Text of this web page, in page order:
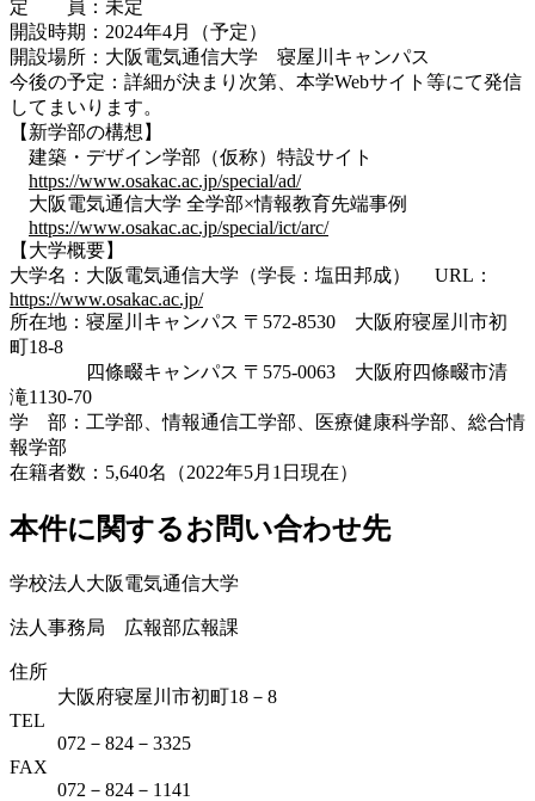
定 員：未定
開設時期：2024年4月（予定）
開設場所：大阪電気通信大学 寝屋川キャンパス
今後の予定：詳細が決まり次第、本学Webサイト等にて発信
してまいります。
【新学部の構想】
建築・デザイン学部（仮称）特設サイト
https://www.osakac.ac.jp/special/ad/
大阪電気通信大学 全学部×情報教育先端事例
https://www.osakac.ac.jp/special/ict/arc/
【大学概要】
大学名：大阪電気通信大学（学長：塩田邦成） URL：
https://www.osakac.ac.jp/
所在地：寝屋川キャンパス 〒572-8530 大阪府寝屋川市初
町18-8
四條畷キャンパス 〒575-0063 大阪府四條畷市清
滝1130-70
学 部：工学部、情報通信工学部、医療健康科学部、総合情
報学部
在籍者数：5,640名（2022年5月1日現在）
本件に関するお問い合わせ先
学校法人大阪電気通信大学
法人事務局 広報部広報課
住所
大阪府寝屋川市初町18－8
TEL
072－824－3325
FAX
072－824－1141